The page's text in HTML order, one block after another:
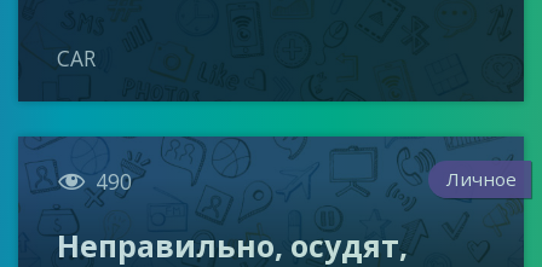
CAR
 490 Личное
Неправильно, осудят,